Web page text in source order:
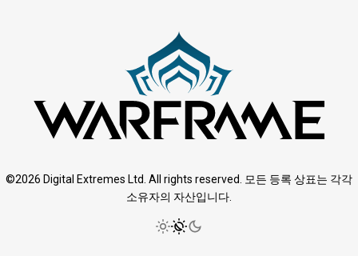
©2026 Digital Extremes Ltd. All rights reserved. 모든 등록 상표는 각각
소유자의 자산입니다.